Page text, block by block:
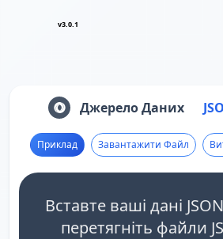
v3.0.1
Джерело Даних
Приклад Завантажити Файл
Вставте ваші дані
перетягніть файли